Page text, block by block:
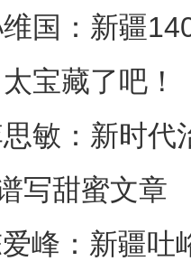
故事 | “新疆花儿
国：新疆
宝藏了吧！
敏：新时代
写甜蜜文章
峰：新疆吐